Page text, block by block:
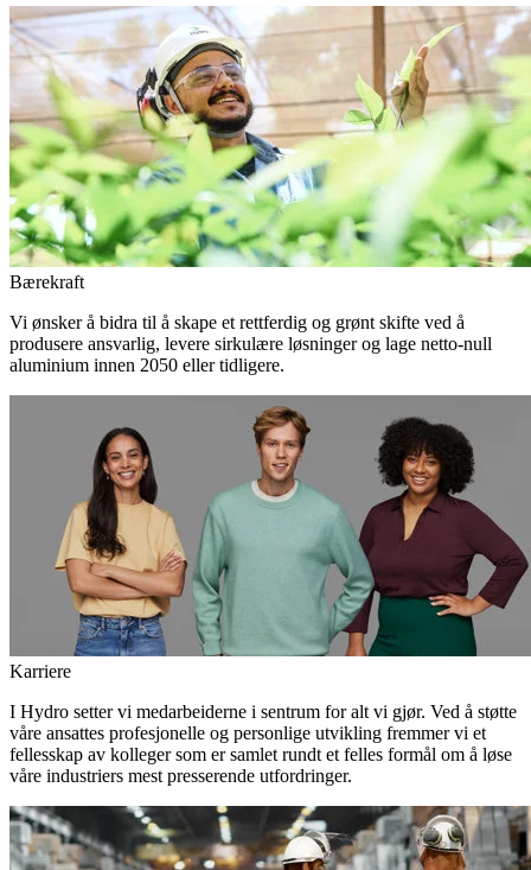
Bærekraft
Vi ønsker å bidra til å skape et rettferdig og grønt skifte ved å
produsere ansvarlig, levere sirkulære løsninger og lage netto-null
aluminium innen 2050 eller tidligere.
Karriere
I Hydro setter vi medarbeiderne i sentrum for alt vi gjør. Ved å støtte
våre ansattes profesjonelle og personlige utvikling fremmer vi et
fellesskap av kolleger som er samlet rundt et felles formål om å løse
våre industriers mest presserende utfordringer.